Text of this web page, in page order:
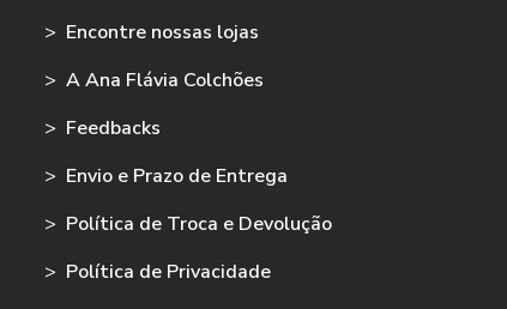
> Encontre nossas lojas
> A Ana Flávia Colchões
> Feedbacks
> Envio e Prazo de Entrega
> Política de Troca e Devolução
> Política de Privacidade